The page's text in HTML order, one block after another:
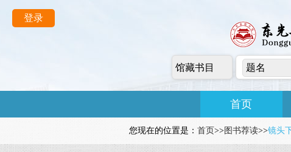
登录
馆藏书目 题名
首页
您现在的位置是： 首页>>图书荐读>>镜头